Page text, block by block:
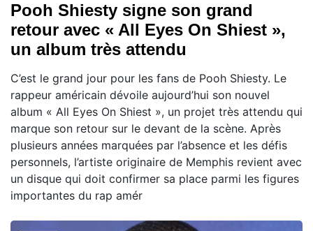
Pooh Shiesty signe son grand
retour avec « All Eyes On Shiest »,
un album très attendu
C’est le grand jour pour les fans de Pooh Shiesty. Le
rappeur américain dévoile aujourd’hui son nouvel
album « All Eyes On Shiest », un projet très attendu qui
marque son retour sur le devant de la scène. Après
plusieurs années marquées par l’absence et les défis
personnels, l’artiste originaire de Memphis revient avec
un disque qui doit confirmer sa place parmi les figures
importantes du rap amér